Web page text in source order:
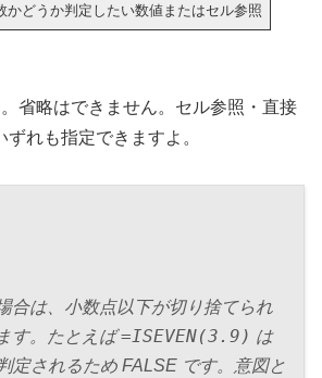
かどうか判定したい数値またはセル参照
省略はできません。セル参照・直接
れも指定できますよ。
合は、小数点以下が切り捨てられ
す。たとえば=ISEVEN(3.9) は
定されるため FALSE です。意図と